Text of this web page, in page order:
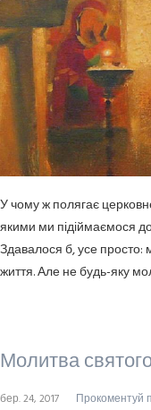
У чому ж полягає
якими ми підіймаємося
Здавалося б, усе
життя. Але не будь-яку
Молитва
бер. 24, 2017 Прокоментуй